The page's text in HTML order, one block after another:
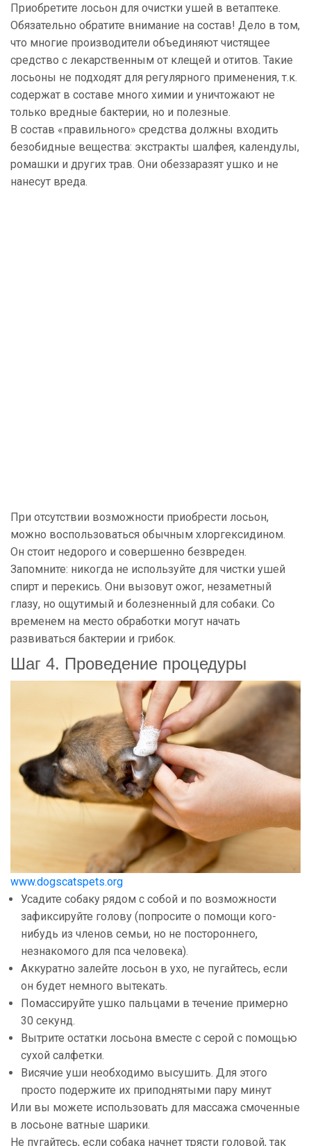
Приобретите лосьон для очистки ушей в ветаптеке.
Обязательно обратите внимание на состав! Дело в том,
что многие производители объединяют чистящее
средство с лекарственным от клещей и отитов. Такие
лосьоны не подходят для регулярного применения, т.к.
содержат в составе много химии и уничтожают не
только вредные бактерии, но и полезные.
В состав «правильного» средства должны входить
безобидные вещества: экстракты шалфея, календулы,
ромашки и других трав. Они обеззаразят ушко и не
нанесут вреда.
При отсутствии возможности приобрести лосьон,
можно воспользоваться обычным хлоргексидином.
Он стоит недорого и совершенно безвреден.
Запомните: никогда не используйте для чистки ушей
спирт и перекись. Они вызовут ожог, незаметный
глазу, но ощутимый и болезненный для собаки. Со
временем на место обработки могут начать
развиваться бактерии и грибок.
Шаг 4. Проведение процедуры
www.dogscatspets.org
Усадите собаку рядом с собой и по возможности
зафиксируйте голову (попросите о помощи кого-
нибудь из членов семьи, но не постороннего,
незнакомого для пса человека).
Аккуратно залейте лосьон в ухо, не пугайтесь, если
он будет немного вытекать.
Помассируйте ушко пальцами в течение примерно
30 секунд.
Вытрите остатки лосьона вместе с серой с помощью
сухой салфетки.
Висячие уши необходимо высушить. Для этого
просто подержите их приподнятыми пару минут
Или вы можете использовать для массажа смоченные
в лосьоне ватные шарики.
Не пугайтесь, если собака начнет трясти головой, так